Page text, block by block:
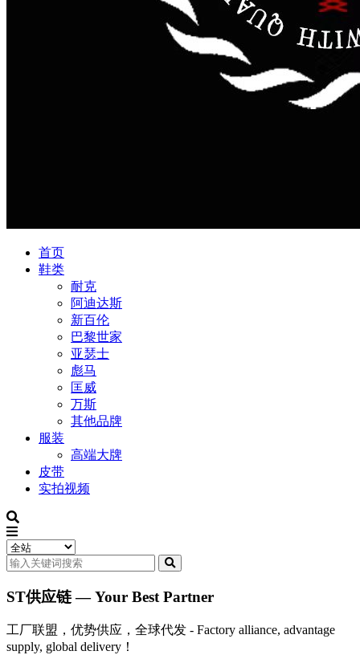
首页
鞋类
耐克
阿迪达斯
新百伦
巴黎世家
亚瑟士
彪马
匡威
万斯
其他品牌
服装
高端大牌
皮带
实拍视频
ST供应链 — Your Best Partner
工厂联盟，优势供应，全球代发 - Factory alliance, advantage
supply, global delivery！